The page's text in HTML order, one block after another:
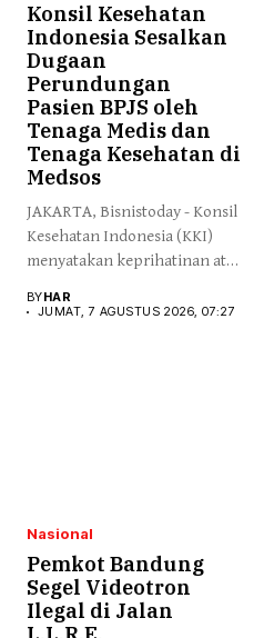
Konsil Kesehatan
Indonesia Sesalkan
Dugaan
Perundungan
Pasien BPJS oleh
Tenaga Medis dan
Tenaga Kesehatan di
Medsos
JAKARTA, Bisnistoday - Konsil
Kesehatan Indonesia (KKI)
menyatakan keprihatinan atas
BYHAR
JUMAT, 7 AGUSTUS 2026, 07:27
Nasional
Pemkot Bandung
Segel Videotron
Ilegal di Jalan